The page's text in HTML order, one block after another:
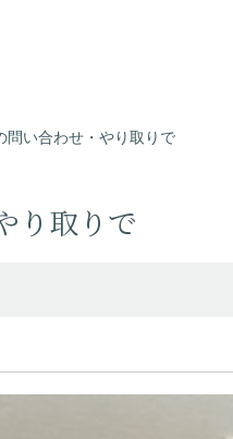
問い合わせ・やり取りで
り取りで